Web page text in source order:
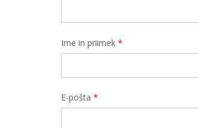
Ime in priimek *
E-pošta *